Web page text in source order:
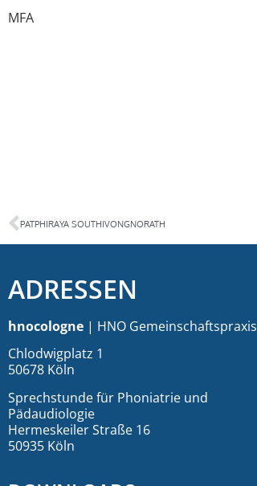
MFA
PATPHIRAYA SOUTHIVONGNORATH
ADRESSEN
hnocologne | HNO Gemeinschaftspraxis
Chlodwigplatz 1
50678 Köln
Sprechstunde für Phoniatrie und
Pädaudiologie
Hermeskeiler Straße 16
50935 Köln